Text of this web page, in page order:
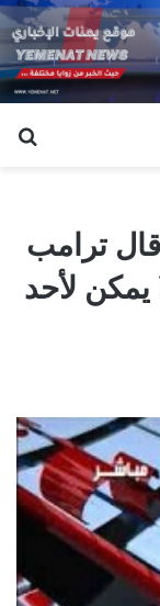
ترامب
يمكن لأحد